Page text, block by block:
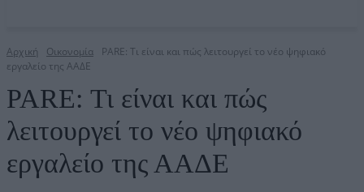
Αρχική Οικονομία
PARE: Τι είναι και πώς λειτουργεί το νέο ψηφιακό
εργαλείο της ΑΑΔΕ
PARE: Τι είναι και πώς
λειτουργεί το νέο ψηφιακό
εργαλείο της ΑΑΔΕ